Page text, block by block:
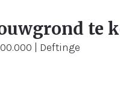
m² te
| Deftinge